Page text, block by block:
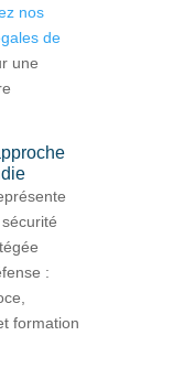
nos
de
une
:
formation